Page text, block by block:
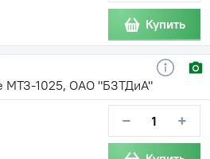
Купить
МТЗ-1025, ОАО "БЗТДиА"
− +